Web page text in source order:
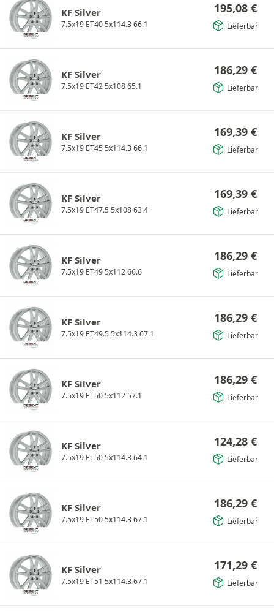
KF Silver
7.5x19 ET40 5x114.3 66.1
195,08 €
Lieferbar
KF Silver
7.5x19 ET42 5x108 65.1
186,29 €
Lieferbar
KF Silver
7.5x19 ET45 5x114.3 66.1
169,39 €
Lieferbar
KF Silver
7.5x19 ET47.5 5x108 63.4
169,39 €
Lieferbar
KF Silver
7.5x19 ET49 5x112 66.6
186,29 €
Lieferbar
KF Silver
7.5x19 ET49.5 5x114.3 67.1
186,29 €
Lieferbar
KF Silver
7.5x19 ET50 5x112 57.1
186,29 €
Lieferbar
KF Silver
7.5x19 ET50 5x114.3 64.1
124,28 €
Lieferbar
KF Silver
7.5x19 ET50 5x114.3 67.1
186,29 €
Lieferbar
KF Silver
7.5x19 ET51 5x114.3 67.1
171,29 €
Lieferbar